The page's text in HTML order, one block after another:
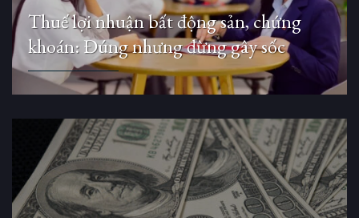
Thuế lợi nhuận bất động sản, chứng
khoán: Đúng nhưng đừng gây sốc